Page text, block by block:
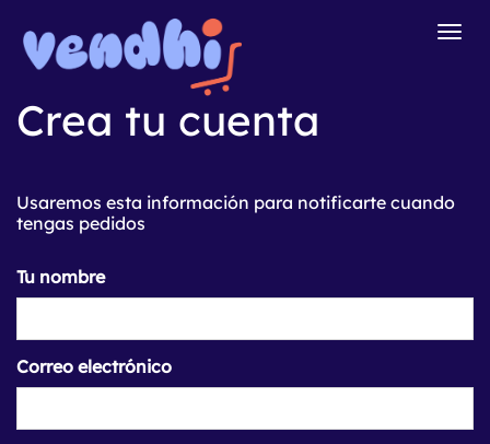
Crea tu cuenta
Usaremos esta información para notificarte cuando
tengas pedidos
Tu nombre
Correo electrónico